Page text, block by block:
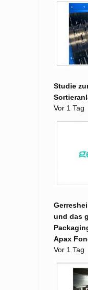
Studie
Vor 1 Tag
und das
Apax
Vor 1 Tag